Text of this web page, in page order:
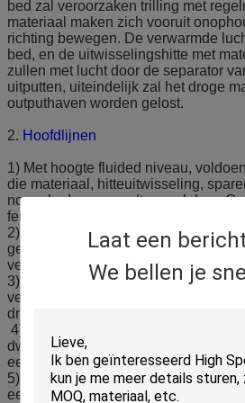
Laat een
We bellen je
bed zal veroorzaken trilling met
materiaal maken zich vooruit
richting bewegen. De verwarmde
bed, en de uitwisselingshitte met
zullen met lucht door de separator
uitputten, uiteindelijk zal het droge
outputhaven worden gelost.
2. Hoofdlijnen
1) Met hoogte fluided niveau,
die materiaal, hitteuitwisseling,
normale droger wordt vergeleken.
fenomeen van uitgebroken.
2)
De aandrijving door vibramotor,
geschikt in onderhoud, met met
veroorzaakt een lang beroepsleven.
3)
Goed in regelbaar en breed in
verblijfstijd voor materiaal, dikte van
drogen temperatuur allen kan
4) Met volledig het verzegelen van
dwarsverontreiniging tussen
een schoon verrichtingsmilieu.
5) Met kussen het blokkeren,
een regelmatige voorwaarde te